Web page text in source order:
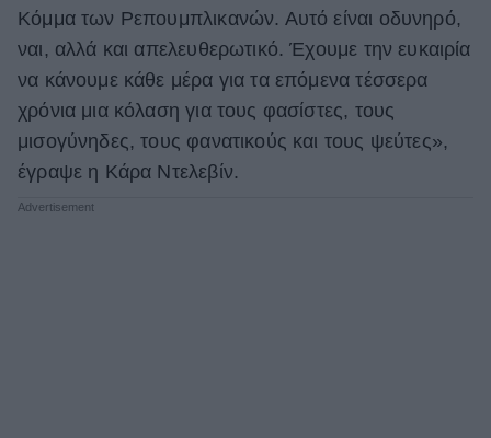
Κόμμα των Ρεπουμπλικανών. Αυτό είναι οδυνηρό,
ναι, αλλά και απελευθερωτικό. Έχουμε την ευκαιρία
να κάνουμε κάθε μέρα για τα επόμενα τέσσερα
χρόνια μια κόλαση για τους φασίστες, τους
μισογύνηδες, τους φανατικούς και τους ψεύτες»,
έγραψε η Κάρα Ντελεβίν.